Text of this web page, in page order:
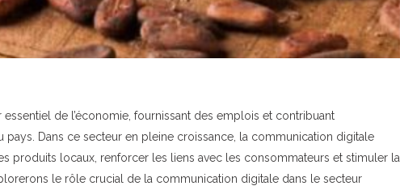
essentiel de l’économie, fournissant des emplois et contribuant
pays. Dans ce secteur en pleine croissance, la communication digitale
produits locaux, renforcer les liens avec les consommateurs et stimuler la
le rôle crucial de la communication digitale dans le secteur